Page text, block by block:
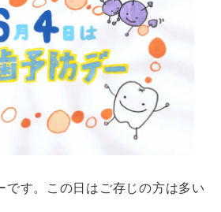
です。この日はご存じの方は多い